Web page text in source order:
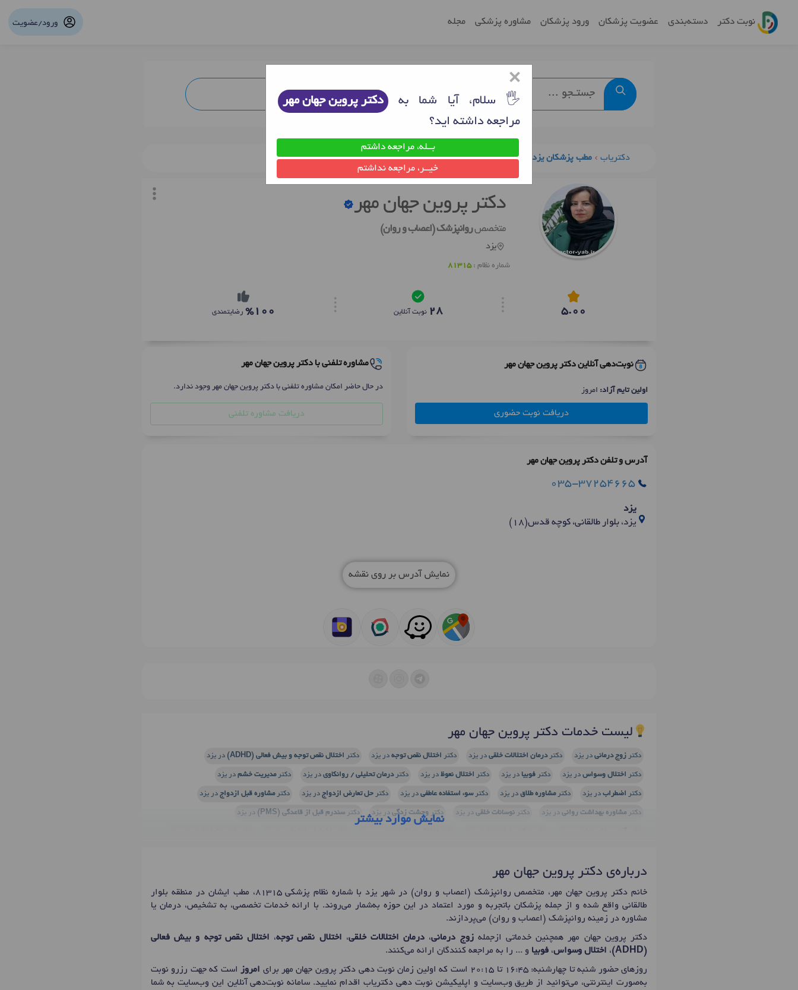
نوبت دکتر دسته‌بندی عضویت پزشکان ورود پزشکان مشاوره پزشکی مجله ورود/عضویت
دکتریاب مطب پزشکان یزد روانپزشک خوب یزد دکتر پروین جهان مهر
دکتر پروین جهان مهر
متخصصروانپزشک (اعصاب و روان)
یزد
شماره نظام :81315
5.00
28 نوبت آنلاین %100 رضایتمندی
نوبت‌دهی آنلاین دکتر پروین جهان مهر
اولین تایم آزاد: امروز
دریافت نوبت حضوری
مشاوره تلفنی با دکتر پروین جهان مهر
در حال حاضر امکان مشاوره تلفنی با دکتر پروین جهان مهر وجود ندارد.
دریافت مشاوره تلفنی
آدرس و تلفن دکتر پروین جهان مهر
035-37254665
یزد
یزد، بلوار طالقانی، کوچه قدس(18)
نمایش آدرس بر روی نقشه
لیست خدمات دکتر پروین جهان مهر
دکتر زوج درمانی در یزد دکتردرمان اختلالات خلقی در یزد دکتر اختلال نقص توجه در یزد دکتر اختلال نقص توجه و بیش فعالی (ADHD) در یزد
دکتر اختلال وسواس در یزد دکتر فوبیا در یزد دکتر اختلال نعوظ در یزد دکتردرمان تحلیلی / روانکاوی در یزد دکترمدیریت خشم در یزد
دکتر اضطراب در یزد دکترمشاوره طلاق در یزد دکترسوء استفاده عاطفی در یزد دکتر حل تعارض ازدواج در یزد دکترمشاوره قبل ازدواج در یزد
دکتر مشاوره بهداشت روانی در یزد دکتر نوسانات خلقی در یزد دکتر وحشت زدگی در یزد دکتر سندرم قبل از قاعدگی (PMS) در یزد
دکتراختلال دیسپوریک قبل از قاعدگی (PMDD) در یزد
دکتر درمان اختلالات جنسی اسکیزوفرنی در یزد درمان شناختی رفتاریدر یزد دکترمشاوره فردی در یزد
دکترافسردگی پس از زایماندر یزد دکتر حمله پانیکدر یزد دکتر درمان اختلالات اضطرابی و استرسدر یزد دکترهراس اجتماعیدر یزد
فوبیای خون
دکترخودکشیدر یزد دکتر افسردگی های مزمن و شدید در یزد دکتر اختلالات فردی
دکتر درمان بیماری های اعصاب و روان بدون دارو در یزد دکتر وسواس فکری در یزد اختلال پارانوئید در یزد وسواس کندن مو در یزد
دکتروسواس بد ریختیدر یزد دکترمشاور سوگ و فقداندر یزد
نمایش موارد بیشتر
درباره‌ی دکتر پروین جهان مهر
خانم دکتر پروین جهان مهر، متخصص روانپزشک (اعصاب و روان) در شهر یزد با شماره نظام پزشکی 81315، مطب ایشان در منطقه بلوار
طالقانی واقع شده و از جمله پزشکان باتجربه و مورد اعتماد در این حوزه به‌شمار می‌روند. با ارائه خدمات تخصصی، به تشخیص، درمان یا
مشاوره در زمینه روانپزشک (اعصاب و روان) می‌پردازند.
دکتر پروین جهان مهر همچنین خدماتی ازجملهزوج درمانی، درمان اختلالات خلقی، اختلال نقص توجه، اختلال نقص توجه و بیش فعالی
(ADHD)
، اختلال وسواس، فوبیا و ... را به مراجعه کنندگان ارائه می‌کنند.
روزهای حضور شنبه تا چهارشنبه: 16:45 تا 20:15 است که اولین زمان نوبت دهی دکتر پروین جهان مهر برای
امروز
است که جهت رزرو نوبت
به‌صورت اینترنتی، می‌توانید از طریق وب‌سایت و اپلیکیشن نوبت دهی دکتریاب اقدام نمایید. سامانه نوبت‌دهی آنلاین این وب‌سایت به شما
×
🖐 سلام، آیا شما به
دکتر پروین جهان مهر
مراجعه داشته اید؟
بــله، مراجعه داشتم
خیــر، مراجعه نداشتم